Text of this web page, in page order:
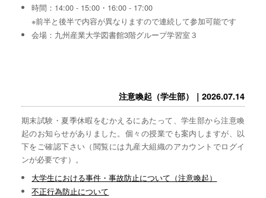
時間：14:00 - 15:00・16:00 - 17:00
※前半と後半で内容が異なりますので連続して参加可能です
会場：九州産業大学図書館3階グループ学習室３
注意喚起（学生部）｜2026.07.14
期末試験・夏季休暇をむかえるにあたって、学生部から注意喚
起のお知らせがありました。個々の授業でも案内しますが、以
下をご確認下さい（閲覧には九産大組織のアカウントでログイ
ンが必要です）。
大学生における事件・事故防止について（注意喚起）
不正行為防止について